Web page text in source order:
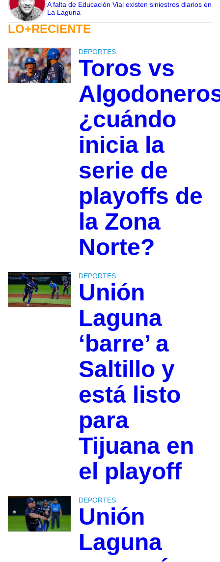
A falta de Educación Vial existen siniestros diarios en
La Laguna
LO+RECIENTE
DEPORTES
Toros vs
¿cuándo
inicia la
serie de
playoffs de
la Zona
Norte?
DEPORTES
Unión
Laguna
‘barre’ a
Saltillo y
está listo
para
Tijuana en
el playoff
DEPORTES
Unión
Laguna